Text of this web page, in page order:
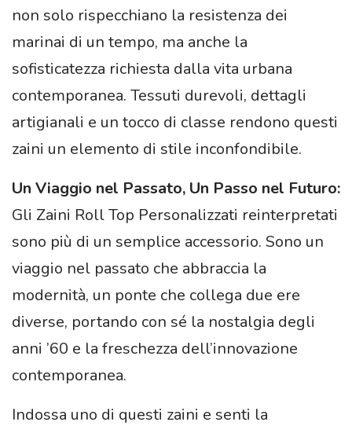
non solo rispecchiano la resistenza dei
marinai di un tempo, ma anche la
sofisticatezza richiesta dalla vita urbana
contemporanea. Tessuti durevoli, dettagli
artigianali e un tocco di classe rendono questi
zaini un elemento di stile inconfondibile.
Un Viaggio nel Passato, Un Passo nel Futuro:
Gli Zaini Roll Top Personalizzati reinterpretati
sono più di un semplice accessorio. Sono un
viaggio nel passato che abbraccia la
modernità, un ponte che collega due ere
diverse, portando con sé la nostalgia degli
anni ’60 e la freschezza dell’innovazione
contemporanea.
Indossa uno di questi zaini e senti la